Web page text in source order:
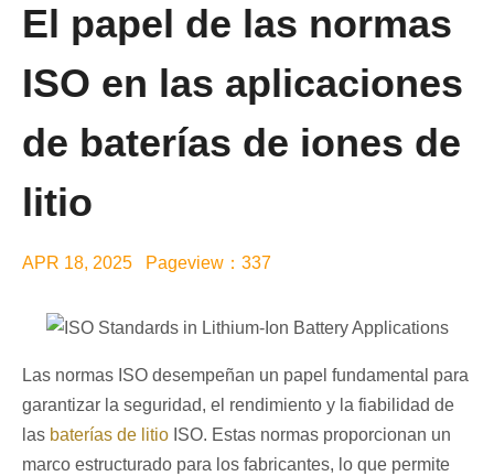
El papel de las normas
ISO en las aplicaciones
de baterías de iones de
litio
APR 18, 2025 Pageview：337
Las normas ISO desempeñan un papel fundamental para
garantizar la seguridad, el rendimiento y la fiabilidad de
las baterías de litio ISO. Estas normas proporcionan un
marco estructurado para los fabricantes, lo que permite